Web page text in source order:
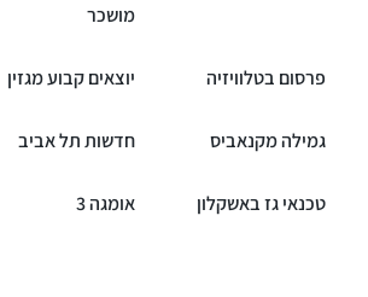
מושכר
פרסום בטלוויזיה יוצאים קבוע מגזין
גמילה מקנאביס חדשות תל אביב
טכנאי גז באשקלון אומגה 3